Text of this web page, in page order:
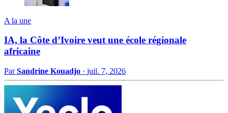
A la une
IA, la Côte d’Ivoire veut une école régionale
africaine
ParSandrine Kouadjo · juil. 7, 2026